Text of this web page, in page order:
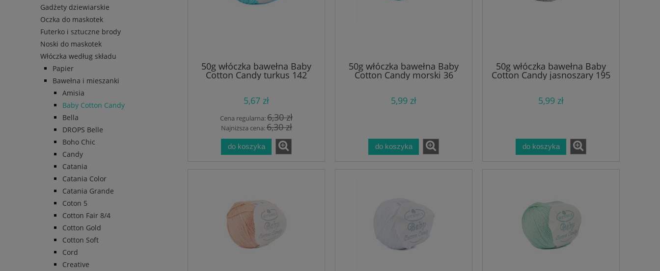
Gadżety dziewiarskie
Oczka do maskotek
Futerko i sztuczne brody
Noski do maskotek
Włóczka według składu
Papier
Bawełna i mieszanki
Amisia
Baby Cotton Candy
Bella
DROPS Belle
Boho Chic
Candy
Catania
Catania Color
Catania Grande
Coton 5
Cotton Fair 8/4
Cotton Gold
Cotton Soft
Cord
Creative
50g włóczka bawełna Baby
Cotton Candy turkus 142
5,67 zł
Cena regularna:6,30 zł
Najniższa cena:6,30 zł
do koszyka
50g włóczka bawełna Baby
Cotton Candy morski 36
5,99 zł
do koszyka
50g włóczka bawełna Baby
Cotton Candy jasnoszary 195
5,99 zł
do koszyka